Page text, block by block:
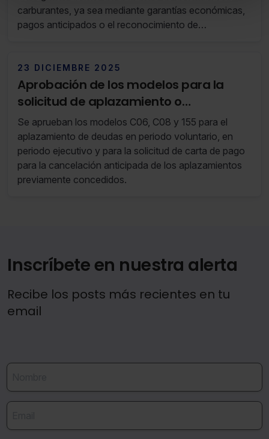
Puedes
aceptar solo las esenciales
para denegar
todas las cookies excepto aquellas imprescindibles.
También puedes
no seleccionas ninguna utilizaremos las que sean
Saber más acerca de las cookies
carburantes, ya sea mediante garantías económicas,
pagos anticipados o el reconocimiento de
23 DICIEMBRE 2025
Aprobación de los modelos para la
solicitud de aplazamiento o
fraccionamiento de deudas en
Navarra
Se aprueban los modelos C06, C08 y 155 para el
aplazamiento de deudas en periodo voluntario, en
periodo ejecutivo y para la solicitud de carta de pago
para la cancelación anticipada de los aplazamientos
previamente concedidos.
Inscríbete en nuestra alerta
Recibe los posts más recientes en tu
email